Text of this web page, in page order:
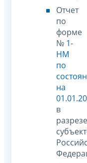
Отчет
по
форме
№ 1-
НМ
по
на
в
разрезе